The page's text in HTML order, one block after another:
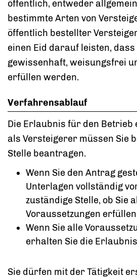
öffentlich, entweder
bestimmte Arten von
öffentlich bestellter
einen Eid darauf leisten,
gewissenhaft, weisungsfrei
erfüllen werden.
Verfahrensablauf
Die Erlaubnis für den Betrieb
als Versteigerer müssen Sie
Stelle beantragen.
Wenn Sie den Antrag
Unterlagen vollständig
zuständige Stelle, ob Sie
Voraussetzungen
Wenn Sie alle
erhalten Sie die
Sie dürfen mit der Tätigkeit